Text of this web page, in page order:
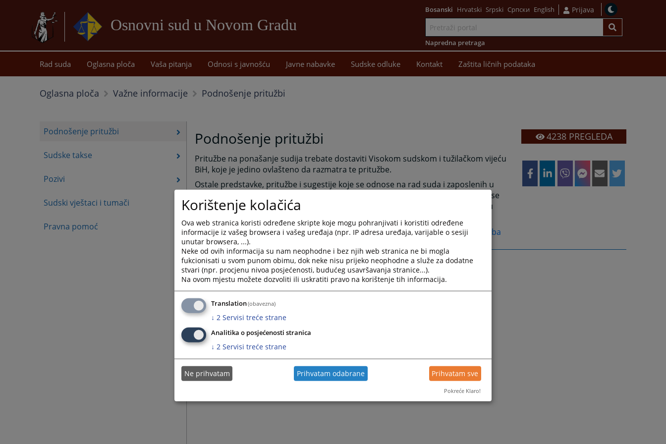
Osnovni sud u Novom Gradu
sadržaj
Bosanski Hrvatski Srpski Српски English Prijava
Napredna pretraga
Rad suda Oglasna ploča Vaša pitanja Odnosi s javnošću Javne nabavke Sudske odluke Kontakt Zaštita ličnih podataka
Oglasna ploča Važne informacije Podnošenje pritužbi
Podnošenje pritužbi
Sudske takse
Pozivi
Sudski vještaci i tumači
Pravna pomoć
Podnošenje pritužbi
Pritužbe na ponašanje sudija trebate dostaviti Visokom sudskom i tužilačkom vijeću
BiH, koje je jedino ovlašteno da razmatra te pritužbe.
Ostale predstavke, pritužbe i sugestije koje se odnose na rad suda i zaposlenih u
Osnovnom sudu u Novom Gradu stranke mogu lično ostaviti na prijavnicu koja se
nalazi u holu prizemlja zgrade Osnovnog suda u Novom Gradu ili na mail adresu
Predsjednika Osnovnog suda u Novom Gradu.
E-mail adresa predsjednika suda u Novom Gradu je:tatjana.radulj@pravosudje.ba
4238PREGLEDA
Korištenje kolačića
Ova web stranica koristi određene skripte koje mogu pohranjivati i koristiti određene
informacije iz vašeg browsera i vašeg uređaja (npr. IP adresa uređaja, varijable o sesiji
unutar browsera, ...).
Neke od ovih informacija su nam neophodne i bez njih web stranica ne bi mogla
fukcionisati u svom punom obimu, dok neke nisu prijeko neophodne a služe za dodatne
stvari (npr. procjenu nivoa posjećenosti, budućeg usavršavanja stranice...).
Na ovom mjestu možete dozvoliti ili uskratiti pravo na korištenje tih informacija.
Translation(obavezna)
↓ 2 Servisi treće strane
Analitika o posjećenosti stranica
↓ 2 Servisi treće strane
Ne prihvatam Prihvatam odabrane Prihvatam sve
Pokreće Klaro!